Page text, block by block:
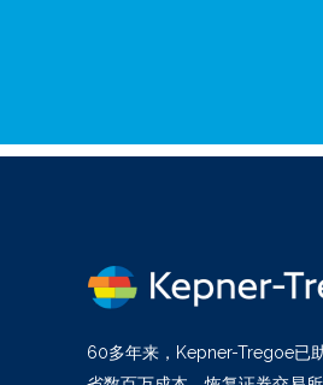
60多年来，Kepner-Tregoe已